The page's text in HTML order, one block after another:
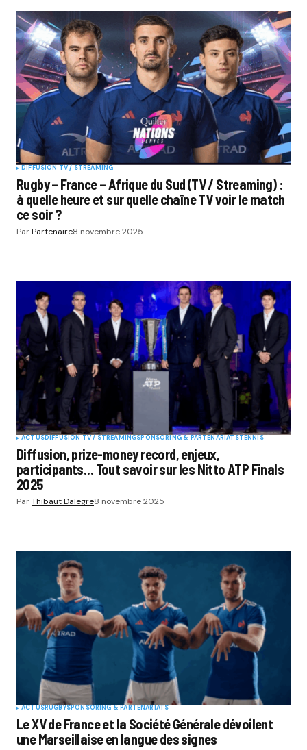
DIFFUSION TV / STREAMING
Rugby – France – Afrique du Sud (TV / Streaming) :
à quelle heure et sur quelle chaîne TV voir le match
ce soir ?
ParPartenaire8 novembre 2025
ACTUSDIFFUSION TV / STREAMINGSPONSORING & PARTENARIATSTENNIS
Diffusion, prize-money record, enjeux,
participants… Tout savoir sur les Nitto ATP Finals
2025
ParThibaut Dalegre8 novembre 2025
ACTUSRUGBYSPONSORING & PARTENARIATS
Le XV de France et la Société Générale dévoilent
une Marseillaise en langue des signes